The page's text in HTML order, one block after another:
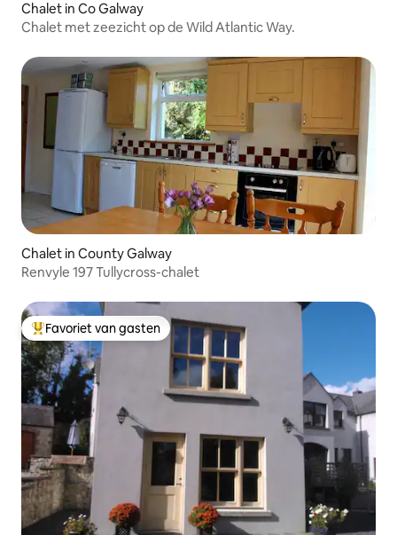
Chalet in Co Galway
Chalet met zeezicht op de Wild Atlantic Way.
Chalet in County Galway
Renvyle 197 Tullycross-chalet
Topfavoriet van gasten
Favoriet van gasten